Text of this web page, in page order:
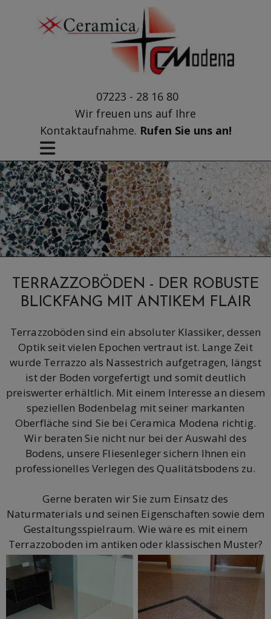
07223 - 28 16 80
Wir freuen uns auf Ihre
Kontaktaufnahme. Rufen Sie uns an!
TERRAZZOBÖDEN - DER ROBUSTE
BLICKFANG MIT ANTIKEM FLAIR
Terrazzoböden sind ein absoluter Klassiker, dessen
Optik seit vielen Epochen vertraut ist. Lange Zeit
wurde Terrazzo als Nassestrich aufgetragen, längst
ist der Boden vorgefertigt und somit deutlich
preiswerter erhältlich. Mit einem Interesse an diesem
speziellen Bodenbelag mit seiner markanten
Oberfläche sind Sie bei Ceramica Modena richtig.
Wir beraten Sie nicht nur bei der Auswahl des
Bodens, unsere Fliesenleger sichern Ihnen ein
professionelles Verlegen des Qualitätsbodens zu.
Gerne beraten wir Sie zum Einsatz des
Naturmaterials und seinen Eigenschaften sowie dem
Gestaltungsspielraum. Wie wäre es mit einem
Terrazzoboden im antiken oder klassischen Muster?